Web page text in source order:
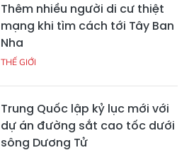
Thêm nhiều người di cư thiệt
mạng khi tìm cách tới Tây Ban
Nha
THẾ GIỚI
Trung Quốc lập kỷ lục mới với
dự án đường sắt cao tốc dưới
sông Dương Tử